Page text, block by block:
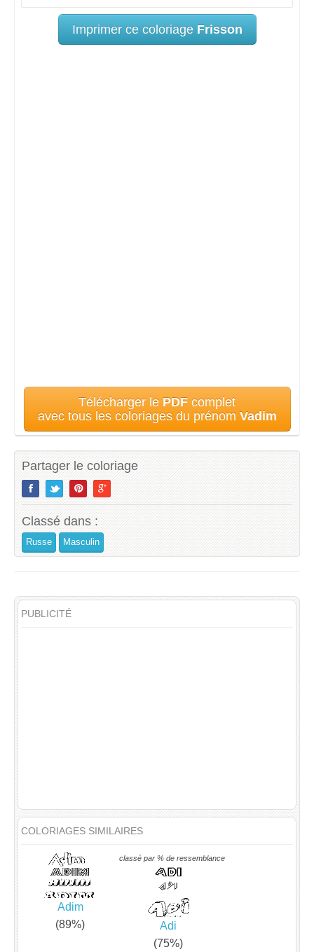
Imprimer ce coloriage Frisson
Télécharger le PDF complet
avec tous les coloriages du prénom Vadim
Partager le coloriage
Classé dans :
Russe Masculin
PUBLICITÉ
COLORIAGES SIMILAIRES
classé par % de ressemblance
Adim
(89%)
Adi
(75%)